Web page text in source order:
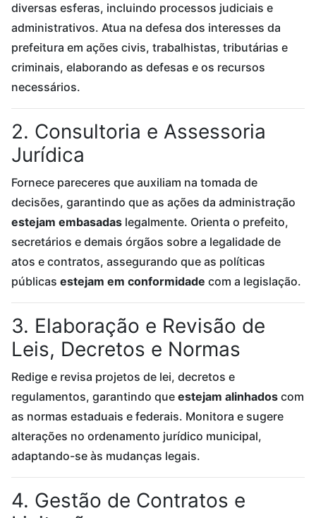
diversas esferas, incluindo processos judiciais e
administrativos. Atua na defesa dos interesses da
prefeitura em ações civis, trabalhistas, tributárias e
criminais, elaborando as defesas e os recursos
necessários.
2. Consultoria e Assessoria
Jurídica
Fornece pareceres que auxiliam na tomada de
decisões, garantindo que as ações da administração
estejam embasadas legalmente. Orienta o prefeito,
secretários e demais órgãos sobre a legalidade de
atos e contratos, assegurando que as políticas
públicas estejam em conformidade com a legislação.
3. Elaboração e Revisão de
Leis, Decretos e Normas
Redige e revisa projetos de lei, decretos e
regulamentos, garantindo que estejam alinhados com
as normas estaduais e federais. Monitora e sugere
alterações no ordenamento jurídico municipal,
adaptando-se às mudanças legais.
4. Gestão de Contratos e